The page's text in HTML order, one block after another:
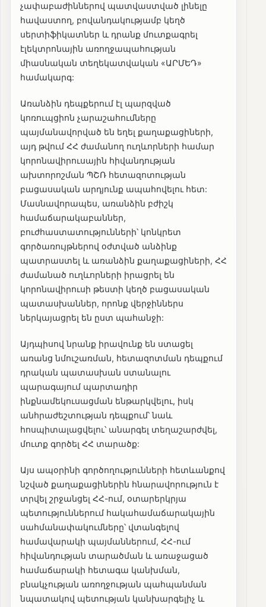
չափաբաժիններով պատվաստված լինելը
հավաստող, բովանդակությամբ կեղծ
սերտիֆիկատներ և դրանք մուտքագրել
էլեկտրոնային առողջապահության
միասնական տեղեկատվական «ԱՐՄԵԴ»
համակարգ:
Առանձին դեպքերում էլ պարզված
կոռուպցիոն չարաշահումները
պայմանավորված են եղել քաղաքացիների,
այդ թվում ՀՀ ժամանող ուղևորների համար
կորոնավիրուսային հիվանդության
ախտորոշման ՊՇՌ հետազոտության
բացասական արդյունք ապահովելու հետ:
Մասնավորապես, առանձին բժիշկ
համաճարակաբաններ,
բուժհաստատությունների՝ կոնկրետ
գործառույթներով օժտված անձինք
պատրաստել և առանձին քաղաքացիների, ՀՀ
ժամանած ուղևորների իրացրել են
կորոնավիրուսի թեստի կեղծ բացասական
պատասխաններ, որոնք վերջիններս
ներկայացրել են ըստ պահանջի:
Այդպիսով նրանք իրավունք են ստացել
առանց նմուշառման, հետազոտման դեպքում
դրական պատասխան ստանալու
պարագայում պարտադիր
ինքնամեկուսացման ենթարկվելու, իսկ
անհրաժեշտության դեպքում՝ նաև
հոսպիտալացվելու՝ անարգել տեղաշարժվել,
մուտք գործել ՀՀ տարածք:
Այս ապօրինի գործողությունների հետևանքով
նշված քաղաքացիներին հնարավորություն է
տրվել շրջանցել ՀՀ-ում, օտարերկրյա
պետություններում հակահամաճարակային
սահմանափակումները՝ վտանգելով
համավարակի պայմաններում, ՀՀ-ում
հիվանդության տարածման և առաջացած
համաճարակի հետագա կանխման,
բնակչության առողջության պահպանման
նպատակով պետության կանխարգելիչ և